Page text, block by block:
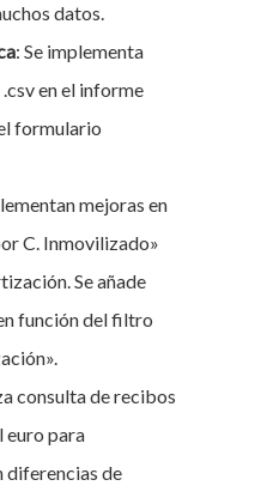
datos.
: Se implementa
en el informe
formulario
mejoras en
C. Inmovilizado»
Se añade
función del filtro
consulta de recibos
euro para
diferencias de